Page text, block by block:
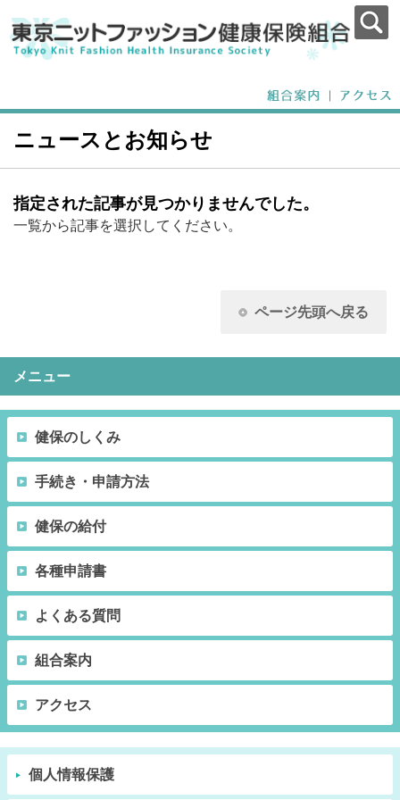
ニュースとお知らせ
指定された記事が見つかりませんでした。
一覧から記事を選択してください。
ページ先頭へ戻る
メニュー
健保のしくみ
手続き・申請方法
健保の給付
各種申請書
よくある質問
組合案内
アクセス
個人情報保護